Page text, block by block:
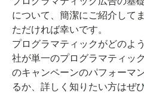
について、簡潔にご紹介して
ただければ幸いです。
プログラマティックがどのよ
社が単一のプログラマティッ
のキャンペーンのパフォーマ
るか、詳しく知りたい方はぜ